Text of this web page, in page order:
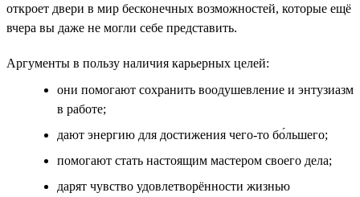
откроет двери в мир бесконечных возможностей, которые ещё
вчера вы даже не могли себе представить.
Аргументы в пользу наличия карьерных целей:
они помогают сохранить воодушевление и энтузиазм
в работе;
дают энергию для достижения чего-то бо́льшего;
помогают стать настоящим мастером своего дела;
дарят чувство удовлетворённости жизнью